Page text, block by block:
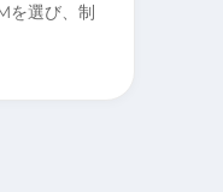
を選び、制